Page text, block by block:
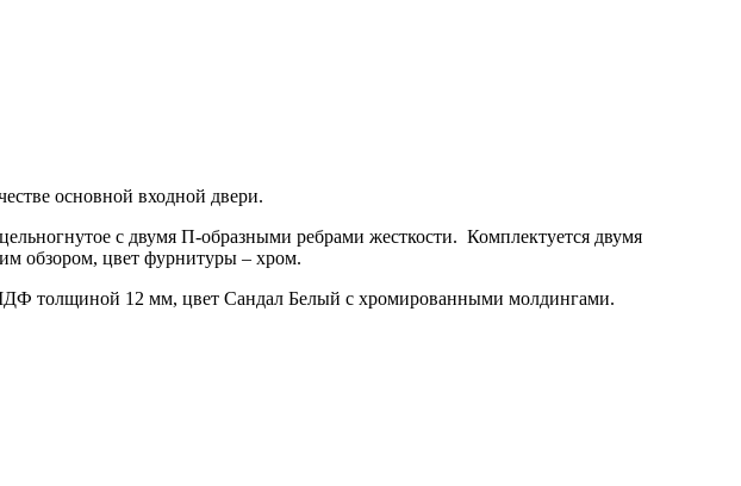
основной входной двери.
с двумя П-образными ребрами жесткости. Комплектуется двумя
обзором, цвет фурнитуры – хром.
толщиной 12 мм, цвет Сандал Белый с хромированными молдингами.